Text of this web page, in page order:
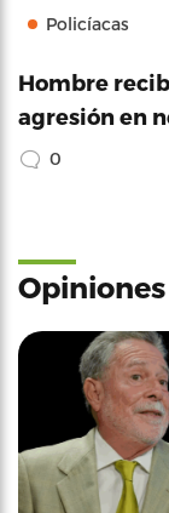
Policíacas
Hombre
agresión en
0
Opiniones